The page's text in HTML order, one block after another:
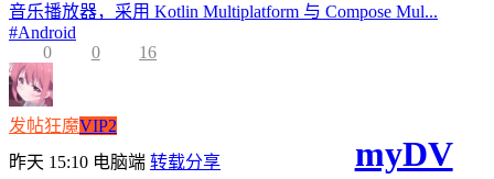
音乐播放器，采用 Kotlin Multiplatform 与 Compose Mul...
#Android
0
0 16
发帖狂魔VIP2
昨天 15:10 电脑端 转载分享
myDV